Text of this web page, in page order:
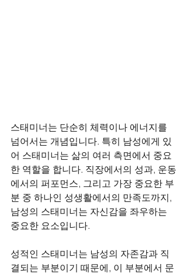
스태미너는 단순히 체력이나 에너지를
넘어서는 개념입니다. 특히 남성에게 있
어 스태미너는 삶의 여러 측면에서 중요
한 역할을 합니다. 직장에서의 성과, 운동
에서의 퍼포먼스, 그리고 가장 중요한 부
분 중 하나인 성생활에서의 만족도까지,
남성의 스태미너는 자신감을 좌우하는
중요한 요소입니다.
성적인 스태미너는 남성의 자존감과 직
결되는 부분이기 때문에, 이 부분에서 문